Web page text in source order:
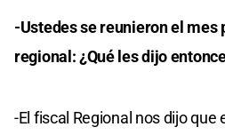
-Ustedes se reunieron el mes
regional: ¿Qué les dijo
-El fiscal Regional nos dijo